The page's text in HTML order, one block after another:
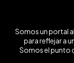
Somos un portal
para reflejar a
Somos el punto